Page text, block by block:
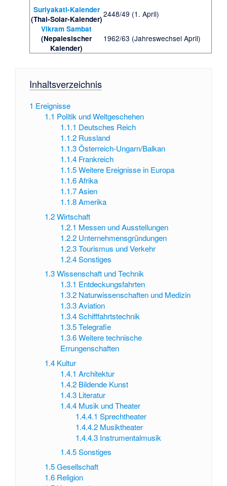
Suriyakati-Kalender
(Thai-Solar-Kalender)
2448/49 (1. April)
Vikram Sambat
(Nepalesischer
Kalender)
1962/63 (Jahreswechsel April)
Inhaltsverzeichnis
1 Ereignisse
1.1 Politik und Weltgeschehen
1.1.1 Deutsches Reich
1.1.2 Russland
1.1.3 Österreich-Ungarn/Balkan
1.1.4 Frankreich
1.1.5 Weitere Ereignisse in Europa
1.1.6 Afrika
1.1.7 Asien
1.1.8 Amerika
1.2 Wirtschaft
1.2.1 Messen und Ausstellungen
1.2.2 Unternehmensgründungen
1.2.3 Tourismus und Verkehr
1.2.4 Sonstiges
1.3 Wissenschaft und Technik
1.3.1 Entdeckungsfahrten
1.3.2 Naturwissenschaften und Medizin
1.3.3 Aviation
1.3.4 Schifffahrtstechnik
1.3.5 Telegrafie
1.3.6 Weitere technische
Errungenschaften
1.4 Kultur
1.4.1 Architektur
1.4.2 Bildende Kunst
1.4.3 Literatur
1.4.4 Musik und Theater
1.4.4.1 Sprechtheater
1.4.4.2 Musiktheater
1.4.4.3 Instrumentalmusik
1.4.5 Sonstiges
1.5 Gesellschaft
1.6 Religion